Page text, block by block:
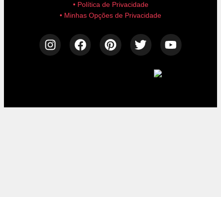
• Política de Privacidade
• Minhas Opções de Privacidade